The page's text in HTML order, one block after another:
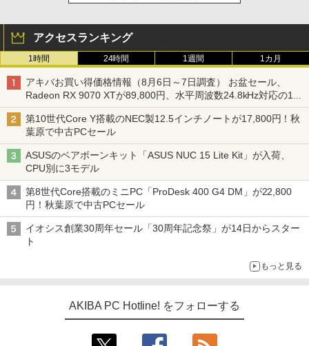
アクセスランキング
1時間 24時間 1週間 1カ月
アキバお買い得価格情報（8月6日～7日調査） お盆セール、
Radeon RX 9070 XTが89,800円、水平周波数24.8kHz対応の17
型モニターが9,801円、暑さ指数連動セール ほか
第10世代Core Y搭載のNEC製12.5インチノートが17,800円！秋
葉原で中古PCセール
ASUSのベアボーンキット「ASUS NUC 15 Lite Kit」が入荷、
CPU別に3モデル
第8世代Core搭載のミニPC「ProDesk 400 G4 DM」が22,800
円！秋葉原で中古PCセール
イオシス創業30周年セール「30周年記念祭」が14日からスター
ト
もっと見る
AKIBA PC Hotline! をフォローする